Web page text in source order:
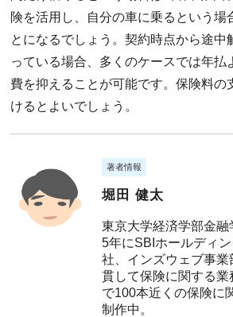
険を活用し、自分の車に乗るという場
とになるでしょう。契約時点から途中
っている場合、多くのケースでは年払
費を抑えることが可能です。保険料の
けるとよいでしょう。
著者情報
堀田 健太
東京大学経済学部金
5年にSBIホールディ
社、インズウェブ事
貫して保険に関する
で100本近くの保険に
制作中。